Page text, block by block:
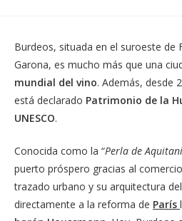
Burdeos, situada en el suroeste de
Garona, es mucho más que una
mundial del vino. Además, desde
está declarado Patrimonio de la
UNESCO.
Conocida como la “Perla de
puerto próspero gracias al
trazado urbano y su arquitectura
directamente a la reforma de París